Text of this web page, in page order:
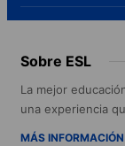
Sobre ESL
La mejor
una experiencia
MÁS INFORMACIÓN